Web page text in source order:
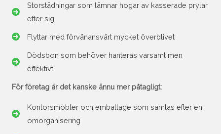
Storstädningar som lämnar högar av kasserade prylar
efter sig
Flyttar med förvånansvärt mycket överblivet
Dödsbon som behöver hanteras varsamt men
effektivt
För företag är det kanske ännu mer påtagligt:
Kontorsmöbler och emballage som samlas efter en
omorganisering